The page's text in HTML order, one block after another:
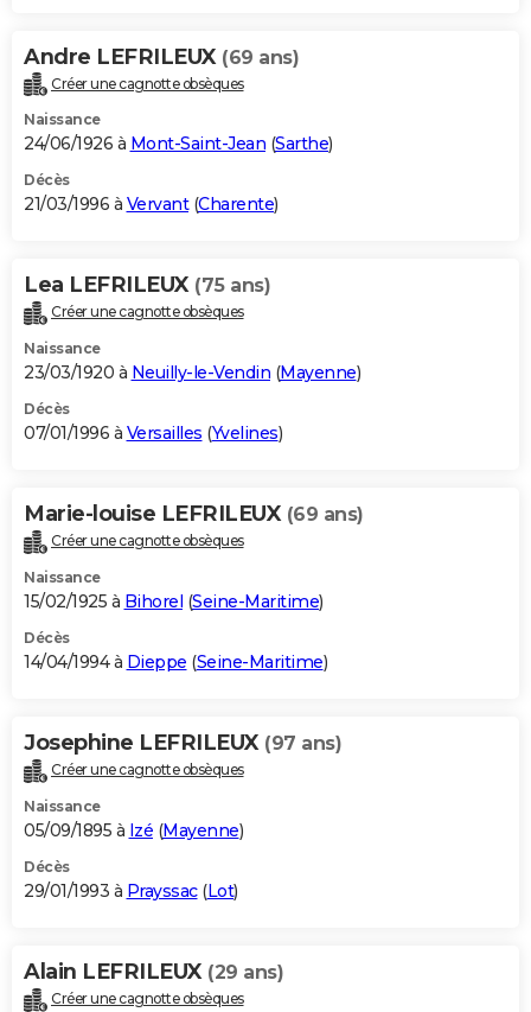
Andre LEFRILEUX (69 ans)
Créer une cagnotte obsèques
Naissance
24/06/1926 à Mont-Saint-Jean (Sarthe)
Décès
21/03/1996 à Vervant(Charente)
Lea LEFRILEUX (75 ans)
Créer une cagnotte obsèques
Naissance
23/03/1920 à Neuilly-le-Vendin (Mayenne)
Décès
07/01/1996 à Versailles (Yvelines)
Marie-louise LEFRILEUX (69 ans)
Créer une cagnotte obsèques
Naissance
15/02/1925 à Bihorel (Seine-Maritime)
Décès
14/04/1994 à Dieppe (Seine-Maritime)
Josephine LEFRILEUX (97 ans)
Créer une cagnotte obsèques
Naissance
05/09/1895 à Izé (Mayenne)
Décès
29/01/1993 à Prayssac(Lot)
Alain LEFRILEUX (29 ans)
Créer une cagnotte obsèques